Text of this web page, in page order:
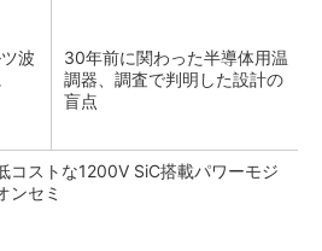
波
30年前に関わった半導体用温
調器、調査で判明した設計の
盲点
コストな1200V SiC搭載パワーモジ
ンセミ